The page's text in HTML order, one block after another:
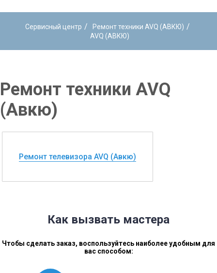
Сервисный центр / Ремонт техники AVQ (АВКЮ) /
AVQ (АВКЮ)
Ремонт техники AVQ
(Авкю)
Ремонт телевизора AVQ (Авкю)
Как вызвать мастера
Чтобы сделать заказ, воспользуйтесь наиболее удобным для
вас способом: